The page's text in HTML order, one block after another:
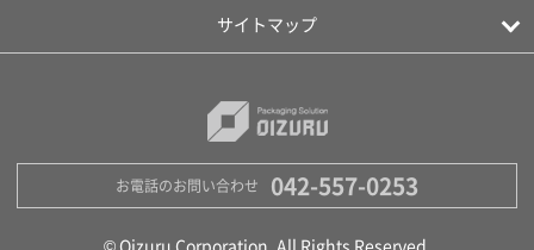
サイトマップ
お電話のお問い合わせ 042-557-0253